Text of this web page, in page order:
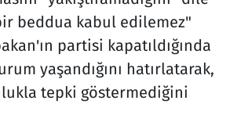
beddua kabul edilemez"
partisi kapatıldığında
yaşandığını hatırlatarak,
tepki göstermediğini